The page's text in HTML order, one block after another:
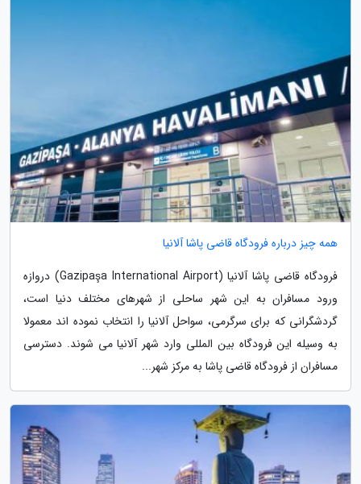
همه چیز درباره فرودگاه قاضی پاشا آلانیا
فرودگاه قاضی پاشا آلانیا (Gazipaşa International Airport) دروازه
ورود مسافران به این شهر ساحلی از شهرهای مختلف دنیا است،
گردشگرانی که برای سرگرمی، سواحل آلانیا را انتخاب نموده اند معمولا
به وسیله این فرودگاه بین المللی وارد شهر آلانیا می شوند. دسترسی
مسافران از فرودگاه قاضی پاشا به مرکز شهر...